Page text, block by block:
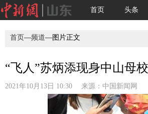
首页 头条
首页—频道—图片正文
“飞人”苏炳添现身中山母
2021年10月13日 10:30 来源： 中国新闻网